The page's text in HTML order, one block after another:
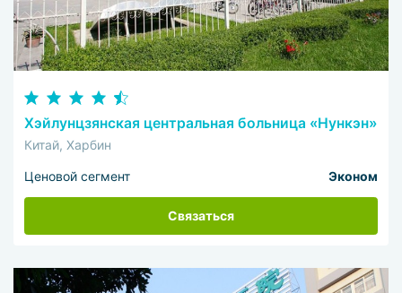
Хэйлунцзянская центральная больница «Нункэн»
Китай, Харбин
Ценовой сегмент Эконом
Связаться